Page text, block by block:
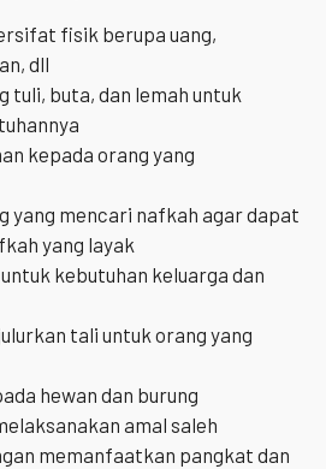
fisik berupa uang,
dll
tuli, buta, dan lemah untuk
kepada orang yang
yang mencari nafkah agar dapat
yang layak
kebutuhan keluarga dan
tali untuk orang yang
hewan dan burung
amal saleh
memanfaatkan pangkat dan